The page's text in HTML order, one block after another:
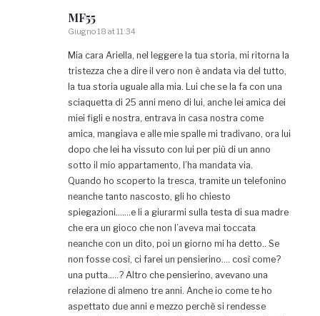
MF55
Giugno 18 at 11:34
Mia cara Ariella, nel leggere la tua storia, mi ritorna la
tristezza che a dire il vero non è andata via del tutto,
la tua storia uguale alla mia. Lui che se la fa con una
sciaquetta di 25 anni meno di lui, anche lei amica dei
miei figli e nostra, entrava in casa nostra come
amica, mangiava e alle mie spalle mi tradivano, ora lui
dopo che lei ha vissuto con lui per più di un anno
sotto il mio appartamento, l’ha mandata via.
Quando ho scoperto la tresca, tramite un telefonino
neanche tanto nascosto, gli ho chiesto
spiegazioni…….e li a giurarmi sulla testa di sua madre
che era un gioco che non l’aveva mai toccata
neanche con un dito, poi un giorno mi ha detto.. Se
non fosse così, ci farei un pensierino…. così come?
una putta…..? Altro che pensierino, avevano una
relazione di almeno tre anni. Anche io come te ho
aspettato due anni e mezzo perchè si rendesse